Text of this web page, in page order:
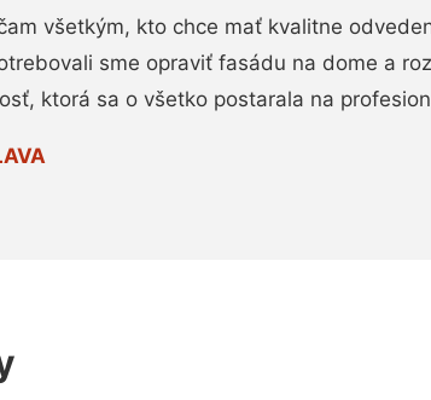
všetkým, kto chce mať kvalitne
sme opraviť fasádu na dome a
ktorá sa o všetko postarala na